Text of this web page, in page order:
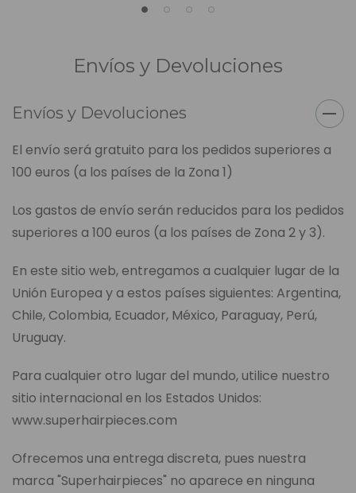
Envíos y Devoluciones
Envíos y Devoluciones
El envío será gratuito para los pedidos superiores a
100 euros (a los países de la Zona 1)
Los gastos de envío serán reducidos para los pedidos
superiores a 100 euros (a los países de Zona 2 y 3).
En este sitio web, entregamos a cualquier lugar de la
Unión Europea y a estos países siguientes: Argentina,
Chile, Colombia, Ecuador, México, Paraguay, Perú,
Uruguay.
Para cualquier otro lugar del mundo, utilice nuestro
sitio internacional en los Estados Unidos:
www.superhairpieces.com
Ofrecemos una entrega discreta, pues nuestra
marca "Superhairpieces" no aparece en ninguna